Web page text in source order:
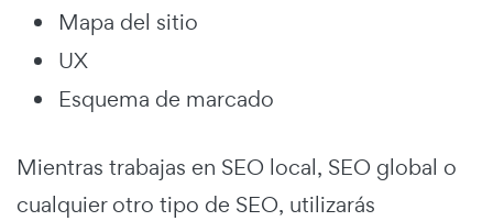
Mapa del sitio
UX
Esquema de marcado
Mientras trabajas en SEO local, SEO global o
cualquier otro tipo de SEO, utilizarás